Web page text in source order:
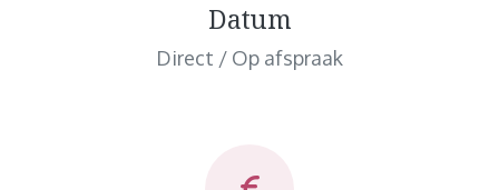
Datum
Direct / Op afspraak